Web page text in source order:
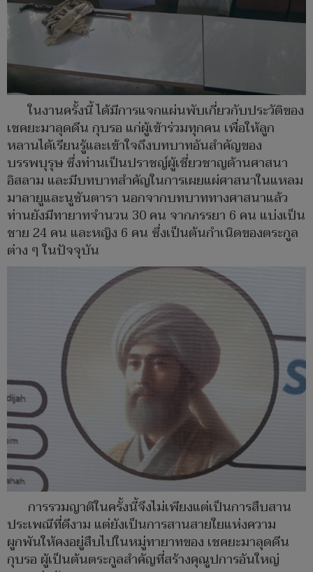
ในงานครั้งนี้ ได้มีการแจกแผ่นพับเกี่ยวกับประวัติของ
เชคยะมาลุดดีน กุบรอ แก่ผู้เข้าร่วมทุกคน เพื่อให้ลูก
หลานได้เรียนรู้และเข้าใจถึงบทบาทอันสำคัญของ
บรรพบุรุษ ซึ่งท่านเป็นปราชญ์ผู้เชี่ยวชาญด้านศาสนา
อิสลาม และมีบทบาทสำคัญในการเผยแผ่ศาสนาในแหลม
มาลายูและนูซันตารา นอกจากบทบาททางศาสนาแล้ว
ท่านยังมีทายาทจำนวน 30 คน จากภรรยา 6 คน แบ่งเป็น
ชาย 24 คน และหญิง 6 คน ซึ่งเป็นต้นกำเนิดของตระกูล
ต่าง ๆ ในปัจจุบัน
การรวมญาติในครั้งนี้จึงไม่เพียงแต่เป็นการสืบสาน
ประเพณีที่ดีงาม แต่ยังเป็นการสานสายใยแห่งความ
ผูกพันให้คงอยู่สืบไปในหมู่ทายาทของ เชคยะมาลุดดีน
กุบรอ ผู้เป็นต้นตระกูลสำคัญที่สร้างคุณูปการอันใหญ่